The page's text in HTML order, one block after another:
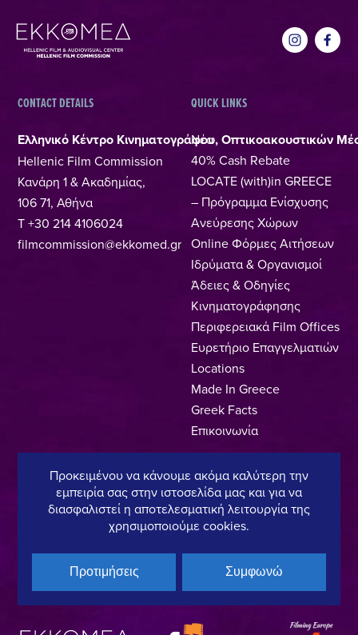
CONTACT DETAILS
Ελληνικό Κέντρο Κινηματογράφου, Οπτικοακουστικών
Hellenic Film Commission
Κανάρη 1 & Ακαδημίας,
106 71, Αθήνα
T +30 214 4106024
filmcommission@ekkomed.gr
QUICK LINKS
Νέα
40% Cash Rebate
LOCATE (with)in GREECE
– Πρόγραμμα Ενίσχυσης
Ανεύρεσης Χώρων
Online Φόρμες Αιτήσεων
Ιδρύματα & Οργανισμοί
Άδειες & Οδηγίες
Κινηματογράφησης
Περιφερειακά Film Offices
Ευρετήριο Επαγγελματιών
Locations
Made In Greece
Greek Facts
Επικοινωνία
Πολιτική Απορρήτου Όροι Χρήσης Πολιτική Cookies
Copyright © 2025, Hellenic Film & Audiovisual Center
Προκειμένου να κάνουμε ακόμα καλύτερη την
εμπειρία σας στην ιστοσελίδα μας και για να
διασφαλιστεί η αποτελεσματική λειτουργία της
χρησιμοποιούμε cookies.
Προτιμήσεις Συμφωνώ